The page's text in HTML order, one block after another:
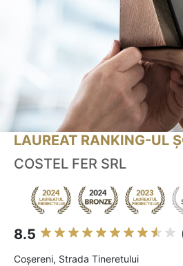
LAUREAT RANKING-UL
COSTEL FER SRL
8.5
Coşereni, Strada Tineretului